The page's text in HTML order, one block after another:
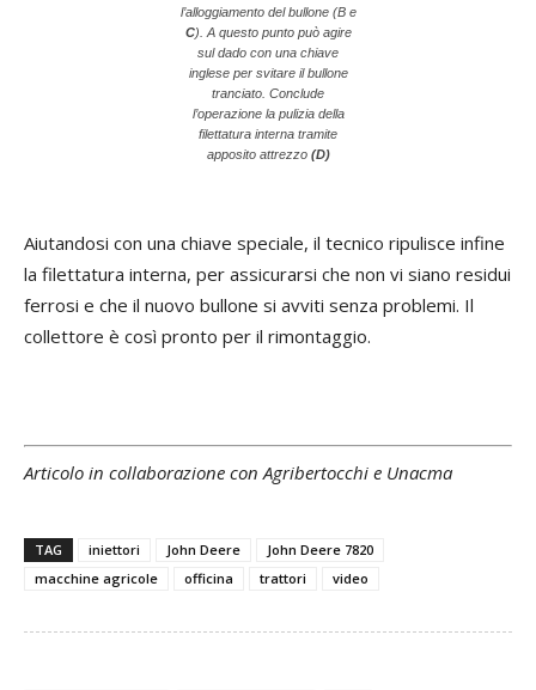
l’alloggiamento del bullone (B e
C). A questo punto può agire
sul dado con una chiave
inglese per svitare il bullone
tranciato. Conclude
l’operazione la pulizia della
filettatura interna tramite
apposito attrezzo (D)
Aiutandosi con una chiave speciale, il tecnico ripulisce infine
la filettatura interna, per assicurarsi che non vi siano residui
ferrosi e che il nuovo bullone si avviti senza problemi. Il
collettore è così pronto per il rimontaggio.
Articolo in collaborazione con Agribertocchi e Unacma
TAG iniettori John Deere
John Deere 7820
macchine agricole
officina trattori video